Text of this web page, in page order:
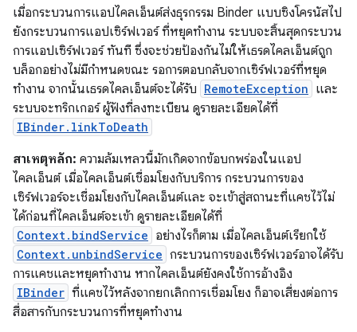
เมื่อกระบวนการแอปไคลเอ็นต์ส่งธุรกรรม Binder แบบซิงโครนัสไป
ยังกระบวนการแอปเซิร์ฟเวอร์ ที่หยุดทำงาน ระบบจะสิ้นสุดกระบวน
การแอปเซิร์ฟเวอร์ ทันที ซึ่งจะช่วยป้องกันไม่ให้เธรดไคลเอ็นต์ถูก
บล็อกอย่างไม่มีกำหนดขณะ รอการตอบกลับจากเซิร์ฟเวอร์ที่หยุด
ทำงาน จากนั้นเธรดไคลเอ็นต์จะได้รับ RemoteException และ
ระบบจะทริกเกอร์ ผู้ฟังที่ลงทะเบียน ดูรายละเอียดได้ที่
IBinder.linkToDeath
สาเหตุหลัก: ความล้มเหลวนี้มักเกิดจากข้อบกพร่องในแอป
ไคลเอ็นต์ เมื่อไคลเอ็นต์เชื่อมโยงกับบริการ กระบวนการของ
เซิร์ฟเวอร์จะเชื่อมโยงกับไคลเอ็นต์และ จะเข้าสู่สถานะที่แคชไว้ไม่
ได้ก่อนที่ไคลเอ็นต์จะเข้า ดูรายละเอียดได้ที่
Context.bindService อย่างไรก็ตาม เมื่อไคลเอ็นต์เรียกใช้
Context.unbindService กระบวนการของเซิร์ฟเวอร์อาจได้รับ
การแคชและหยุดทำงาน หากไคลเอ็นต์ยังคงใช้การอ้างอิง
IBinder ที่แคชไว้หลังจากยกเลิกการเชื่อมโยง ก็อาจเสี่ยงต่อการ
สื่อสารกับกระบวนการที่หยุดทำงาน